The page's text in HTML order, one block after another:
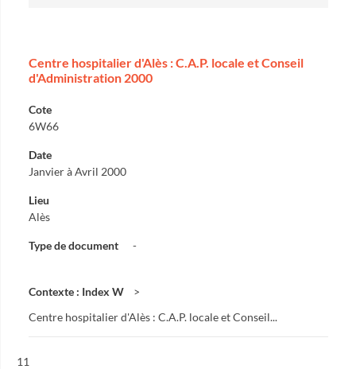
Centre hospitalier d'Alès : C.A.P. locale et Conseil
d'Administration 2000
Cote
6W66
Date
Janvier à Avril 2000
Lieu
Alès
Type de document -
Contexte : Index W
Centre hospitalier d'Alès : C.A.P. locale et Conseil...
Résultat n°
11